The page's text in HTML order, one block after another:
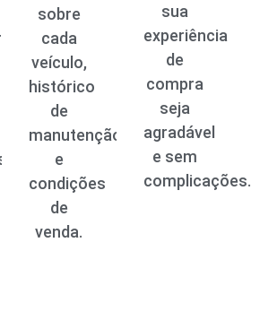
sobre
cada
veículo,
histórico
de
manutenção
e
condições
de
venda.
sua
experiência
de
compra
seja
agradável
e sem
complicações.